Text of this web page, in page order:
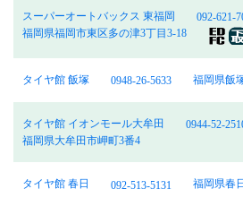
スーパーオートバックス 東福岡
092-621-
福岡県福岡市東区多の津3丁目3-18
タイヤ館 飯塚 0948-26-5633 福岡県飯
タイヤ館 イオンモール大牟田
0944-52-
福岡県大牟田市岬町3番4
タイヤ館 春日 092-513-5131 福岡県春